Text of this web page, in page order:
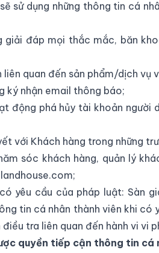
sử dụng những thông tin cá
giải đáp mọi thắc mắc, băn
liên quan đến sản phẩm/dịch
ký nhận email thông báo;
động phá hủy tài khoản
với Khách hàng trong những
sóc khách hàng, quản lý
yêu cầu của pháp luật: Sàn
tin cá nhân thành viên khi có
điều tra liên quan đến hành vi vi
quyền tiếp cận thông tin cá